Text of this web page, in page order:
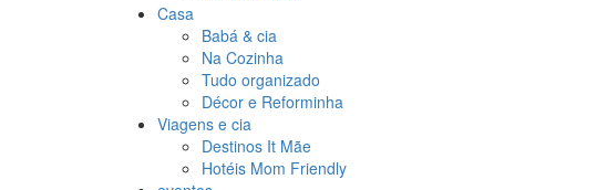
Casa
Babá & cia
Na Cozinha
Tudo organizado
Décor e Reforminha
Viagens e cia
Destinos It Mãe
Hotéis Mom Friendly